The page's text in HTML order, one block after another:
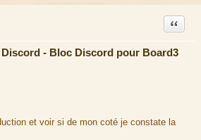
Discord - Bloc Discord pour Board3
Citation
et voir si de mon coté je constate la